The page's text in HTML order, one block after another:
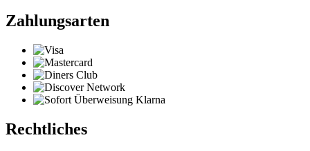
Zahlungsarten
Rechtliches